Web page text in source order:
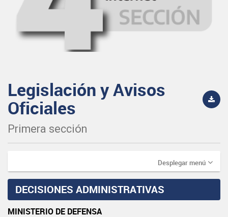
Legislación y Avisos
Oficiales
Primera sección
Desplegar menú
DECISIONES ADMINISTRATIVAS
MINISTERIO DE DEFENSA